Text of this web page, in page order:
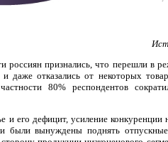
россиян признались, что перешли в
даже отказались от некоторых
80% респондентов
и его дефицит, усиление конкуренции
были вынуждены поднять